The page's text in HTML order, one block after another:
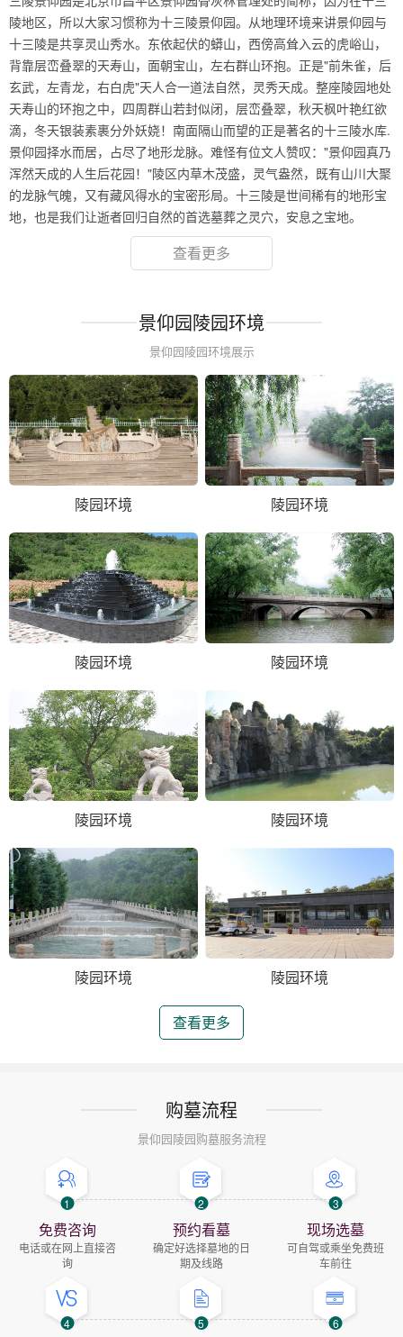
陵地区，所以大家习惯称为十三陵景仰园。从地理环境来讲景仰园与
十三陵是共享灵山秀水。东依起伏的蟒山，西傍高耸入云的虎峪山，
背靠层峦叠翠的天寿山，面朝宝山，左右群山环抱。正是"前朱雀，后
玄武，左青龙，右白虎"天人合一道法自然，灵秀天成。整座陵园地处
天寿山的环抱之中，四周群山若封似闭，层峦叠翠，秋天枫叶艳红欲
滴，冬天银装素裹分外妖娆！南面隔山而望的正是著名的十三陵水库.
景仰园择水而居，占尽了地形龙脉。难怪有位文人赞叹："景仰园真乃
浑然天成的人生后花园！"陵区内草木茂盛，灵气盎然，既有山川大聚
的龙脉气魄，又有藏风得水的宝密形局。十三陵是世间稀有的地形宝
地，也是我们让逝者回归自然的首选墓葬之灵穴，安息之宝地。
查看更多
景仰园陵园环境
景仰园陵园环境展示
陵园环境 陵园环境
陵园环境 陵园环境
陵园环境 陵园环境
陵园环境 陵园环境
查看更多
购墓流程
景仰园陵园购墓服务流程
1
免费咨询
电话或在网上直接咨
询
2
预约看墓
确定好选择墓地的日
期及线路
3
现场选墓
可自驾或乘坐免费班
车前往
4 5 6